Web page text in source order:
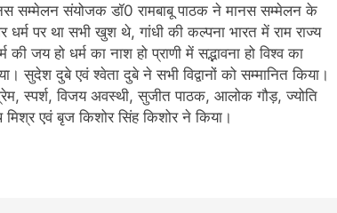
सम्मेलन संयोजक डॉ0 रामबाबू पाठक ने मानस सम्मेलन के
धर्म पर था सभी खुश थे, गांधी की कल्पना भारत में राम राज्य
जय हो धर्म का नाश हो प्राणी में सद्भावना हो विश्व का
सुदेश दुबे एवं श्वेता दुबे ने सभी विद्वानों को सम्मानित किया।
स्पर्श, विजय अवस्थी, सुजीत पाठक, आलोक गौड़, ज्योति
एवं बृज किशोर सिंह किशोर ने किया।